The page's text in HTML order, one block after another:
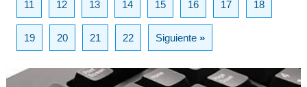
11 12 13 14 15 16 17 18
19 20 21 22 Siguiente»